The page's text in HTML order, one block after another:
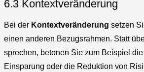
6.3 Kontextveränderung
Bei der Kontextveränderung setzen
einen anderen Bezugsrahmen. Statt
sprechen, betonen Sie zum Beispiel
Einsparung oder die Reduktion von